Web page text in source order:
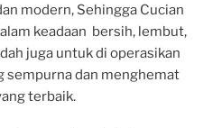
modern, Sehingga Cucian
keadaan bersih, lembut,
juga untuk di operasikan
sempurna dan menghemat
terbaik.